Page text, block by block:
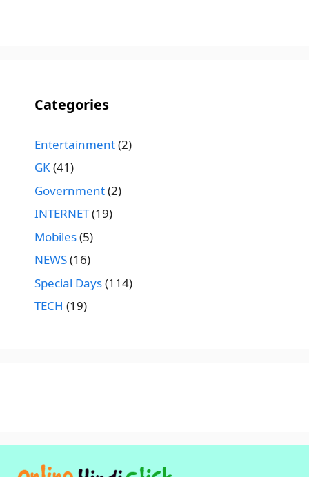
Categories
Entertainment(2)
GK(41)
Government(2)
INTERNET(19)
Mobiles(5)
NEWS(16)
Special Days(114)
TECH (19)